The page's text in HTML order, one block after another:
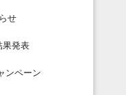
せ
果発表
ンペーン